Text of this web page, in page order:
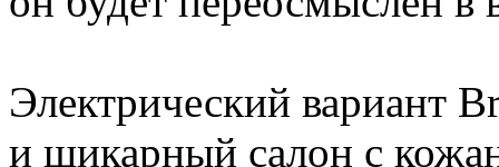
Электрический вариант
и шикарный салон с